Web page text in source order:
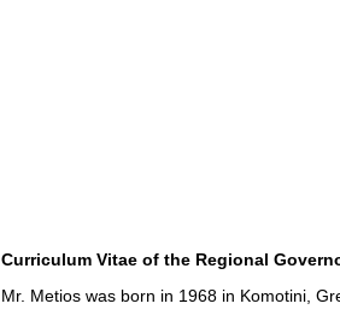
Curriculum Vitae of the Regional
Mr. Metios was born in 1968 in Komotini,